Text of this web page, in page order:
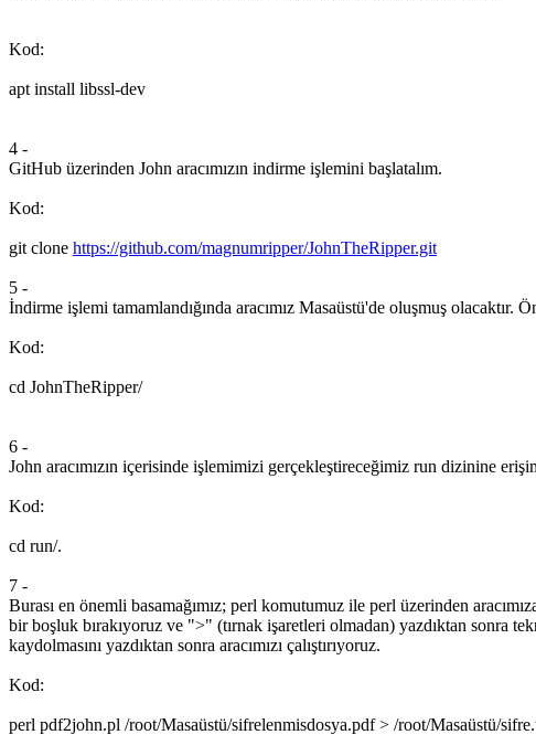
Kod:
apt install libssl-dev
4 -
GitHub üzerinden John aracımızın indirme işlemini başlatalım.
Kod:
git clone https://github.com/magnumripper/JohnTheRipper.git
5 -
İndirme işlemi tamamlandığında aracımız Masaüstü'de oluşmuş olacaktır.
Kod:
cd JohnTheRipper/
6 -
John aracımızın içerisinde işlemimizi gerçekleştireceğimiz run dizinine
Kod:
cd run/.
7 -
Burası en önemli basamağımız; perl komutumuz ile perl üzerinden
bir boşluk bırakıyoruz ve ">" (tırnak işaretleri olmadan) yazdıktan sonra
kaydolmasını yazdıktan sonra aracımızı çalıştırıyoruz.
Kod:
perl pdf2john.pl /root/Masaüstü/sifrelenmisdosya.pdf > /root/Masaüstü/